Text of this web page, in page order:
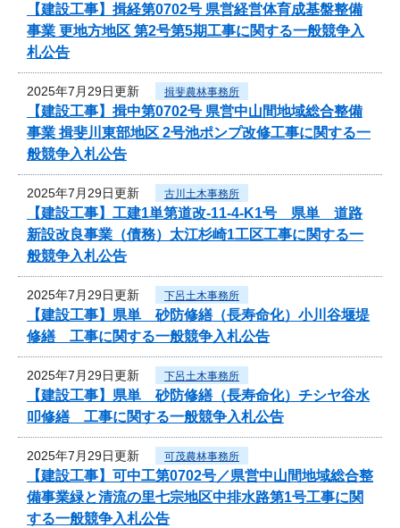
【建設工事】揖経第0702号 県営経営体育成基盤整備
事業 更地方地区 第2号第5期工事に関する一般競争入
札公告
2025年7月29日更新 揖斐農林事務所
【建設工事】揖中第0702号 県営中山間地域総合整備
事業 揖斐川東部地区 2号池ポンプ改修工事に関する一
般競争入札公告
2025年7月29日更新 古川土木事務所
【建設工事】工建1単第道改-11-4-K1号 県単 道路
新設改良事業（債務）太江杉崎1工区工事に関する一
般競争入札公告
2025年7月29日更新 下呂土木事務所
【建設工事】県単 砂防修繕（長寿命化）小川谷堰堤
修繕 工事に関する一般競争入札公告
2025年7月29日更新 下呂土木事務所
【建設工事】県単 砂防修繕（長寿命化）チシヤ谷水
叩修繕 工事に関する一般競争入札公告
2025年7月29日更新 可茂農林事務所
【建設工事】可中工第0702号／県営中山間地域総合整
備事業緑と清流の里七宗地区中排水路第1号工事に関
する一般競争入札公告